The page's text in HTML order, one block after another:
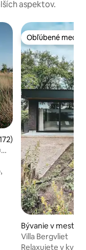
aspektov.
ohodnotenie 4,99 z
Obľúbené medzi
Obľúbené medzi
Bývanie v meste
t
Villa Bergvliet
Relaxujete v